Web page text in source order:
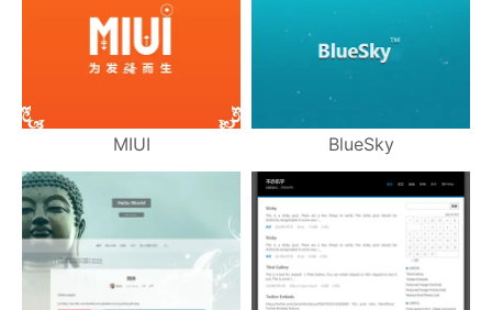
MIUI BlueSky